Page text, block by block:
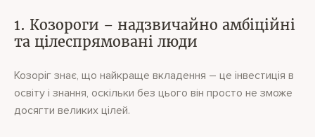
1. Козороги – надзвичайно амбіційні
та цілеспрямовані люди
Козоріг знає, що найкраще вкладення – це інвестиція в
освіту і знання, оскільки без цього він просто не зможе
досягти великих цілей.